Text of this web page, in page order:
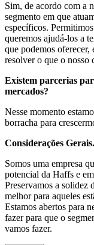
Sim, de acordo com a
segmento em que
específicos.
queremos ajudá-los a
que podemos
resolver o que o nosso
Existem parcerias
mercados?
Nesse momento
borracha para
Considerações Gerais.
Somos uma empresa
potencial da Haffs e
Preservamos a solidez
melhor para aqueles
Estamos abertos para
fazer para que o
vamos fazer.